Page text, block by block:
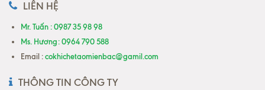
LIÊN HỆ
Mr. Tuấn : 0987 35 98 98
Ms. Hương: 0964 790 588
Email :cokhichetaomienbac@gamil.com
THÔNG TIN CÔNG TY